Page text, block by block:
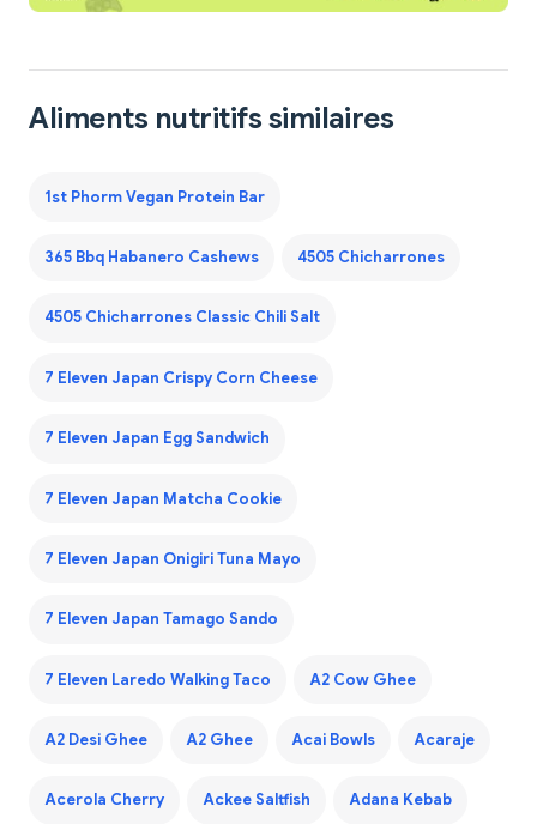
Aliments nutritifs similaires
1st Phorm Vegan Protein Bar
365 Bbq Habanero Cashews 4505 Chicharrones
4505 Chicharrones Classic Chili Salt
7 Eleven Japan Crispy Corn Cheese
7 Eleven Japan Egg Sandwich
7 Eleven Japan Matcha Cookie
7 Eleven Japan Onigiri Tuna Mayo
7 Eleven Japan Tamago Sando
7 Eleven Laredo Walking Taco A2 Cow Ghee
A2 Desi Ghee A2 Ghee Acai Bowls Acaraje
Acerola Cherry Ackee Saltfish Adana Kebab